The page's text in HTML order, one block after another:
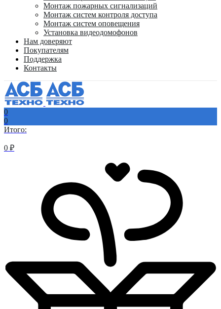
Монтаж пожарных сигнализаций
Монтаж систем контроля доступа
Монтаж систем оповещения
Установка видеодомофонов
Нам доверяют
Покупателям
Поддержка
Контакты
0
0
Итого:
0 ₽